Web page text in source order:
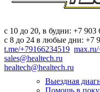
c 10 до 20, в будни: +7 903
с 8 до 24 в любые дни: +7
t.me/+79166234519
sales@healtech.ru
healtech@healtech.ru
Выездная
Помощь в